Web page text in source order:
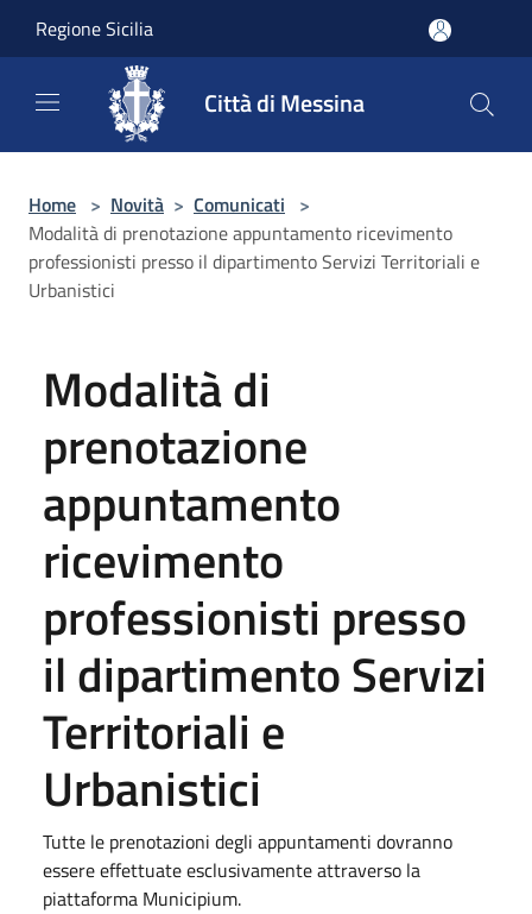
Regione Sicilia
Città di Messina
Home > Novità > Comunicati >
Modalità di prenotazione appuntamento ricevimento
professionisti presso il dipartimento Servizi Territoriali e
Urbanistici
Modalità di
prenotazione
appuntamento
ricevimento
professionisti presso
il dipartimento Servizi
Territoriali e
Urbanistici
Tutte le prenotazioni degli appuntamenti dovranno
essere effettuate esclusivamente attraverso la
piattaforma Municipium.